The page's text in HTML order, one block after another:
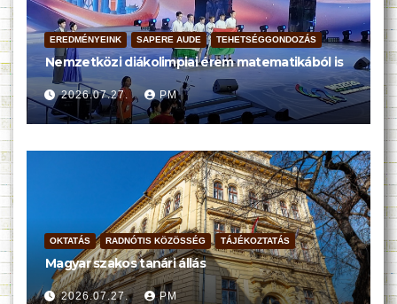
EREDMÉNYEINK SAPERE AUDE TEHETSÉGGONDOZÁS
Nemzetközi diákolimpiai érem matematikából is
2026.07.27. PM
OKTATÁS RADNÓTIS KÖZÖSSÉG TÁJÉKOZTATÁS
Magyar szakos tanári állás
2026.07.27. PM